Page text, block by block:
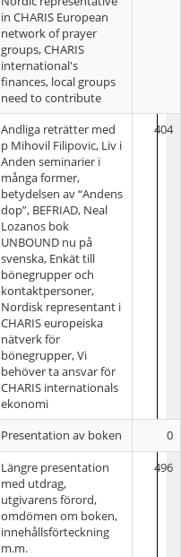
in CHARIS European
network of prayer
groups, CHARIS
international's
finances, local groups
need to contribute
Andliga reträtter med
p Mihovil Filipovic, Liv i
Anden seminarier i
många former,
betydelsen av “Andens
dop”, BEFRIAD, Neal
Lozanos bok
UNBOUND nu på
svenska, Enkät till
bönegrupper och
kontaktpersoner,
Nordisk representant i
CHARIS europeiska
nätverk för
bönegrupper, Vi
behöver ta ansvar för
CHARIS internationals
ekonomi
404
Presentation av boken
0
Längre presentation
med utdrag,
utgivarens förord,
omdömen om boken,
innehållsförteckning
m.m.
496